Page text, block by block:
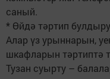
саный.
* Өйдә тәртип
Алар үз урыннарын,
шкафларын тәртиптә
Тузан суырту –